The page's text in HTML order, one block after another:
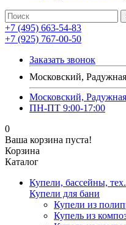
+7 (495) 663-54-83
+7 (925) 767-00-50
Заказать звонок
Московский,
Московский,
ПН-ПТ 9:00-17:00
0
Ваша корзина пуста!
Корзина
Каталог
Купели, бассейны,
Купели для бани
Купели из
Купель из